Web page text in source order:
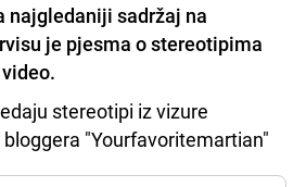
najgledaniji sadržaj na
je pjesma o stereotipima
stereotipi iz vizure
"Yourfavoritemartian"